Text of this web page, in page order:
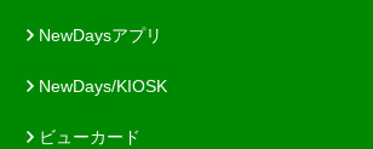
NewDaysアプリ
NewDays/KIOSK
ビューカード